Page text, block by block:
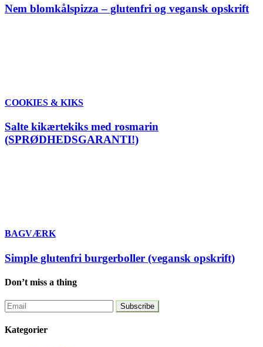
Nem blomkålspizza – glutenfri og vegansk opskrift
COOKIES & KIKS
Salte kikærtekiks med rosmarin
(SPRØDHEDSGARANTI!)
BAGVÆRK
Simple glutenfri burgerboller (vegansk opskrift)
Don’t miss a thing
Kategorier